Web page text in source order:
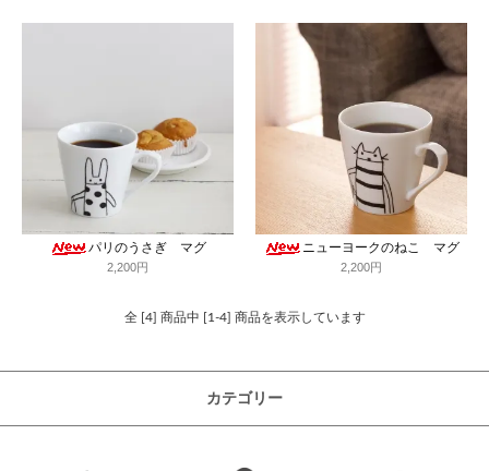
パリのうさぎ マグ
2,200円
ニューヨークのねこ マグ
2,200円
全 [4] 商品中 [1-4] 商品を表示しています
カテゴリー